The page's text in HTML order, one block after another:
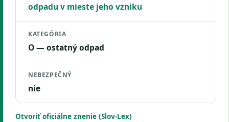
odpadu v mieste jeho vzniku
KATEGÓRIA
O — ostatný odpad
NEBEZPEČNÝ
nie
Otvoriť oficiálne znenie (Slov-Lex)